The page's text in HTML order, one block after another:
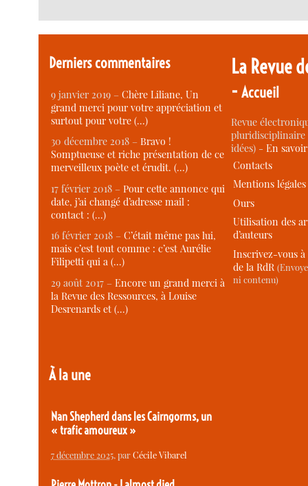
Derniers commentaires
9 janvier 2019 –Chère Liliane, Un
grand merci pour votre appréciation et
surtout pour votre (…)
30 décembre 2018 –Bravo !
Somptueuse et riche présentation de ce
merveilleux poète et érudit. (…)
17 février 2018 –Pour cette annonce qui
date, j’ai changé d’adresse mail :
contact : (…)
16 février 2018 –C’était même pas lui,
mais c’est tout comme : c’est Aurélie
Filipetti qui a (…)
29 août 2017 –Encore un grand merci à
la Revue des Ressources, à Louise
Desrenards et (…)
À la une
Nan Shepherd dans les Cairngorms, un
« trafic amoureux »
7 décembre 2025, parCécile Vibarel
La Revue
-Accueil
Revue
idées) -En
Contacts
Mentions légales
Ours
Utilisation des
d’auteurs
Inscrivez-vous
de la RdR
ni contenu)